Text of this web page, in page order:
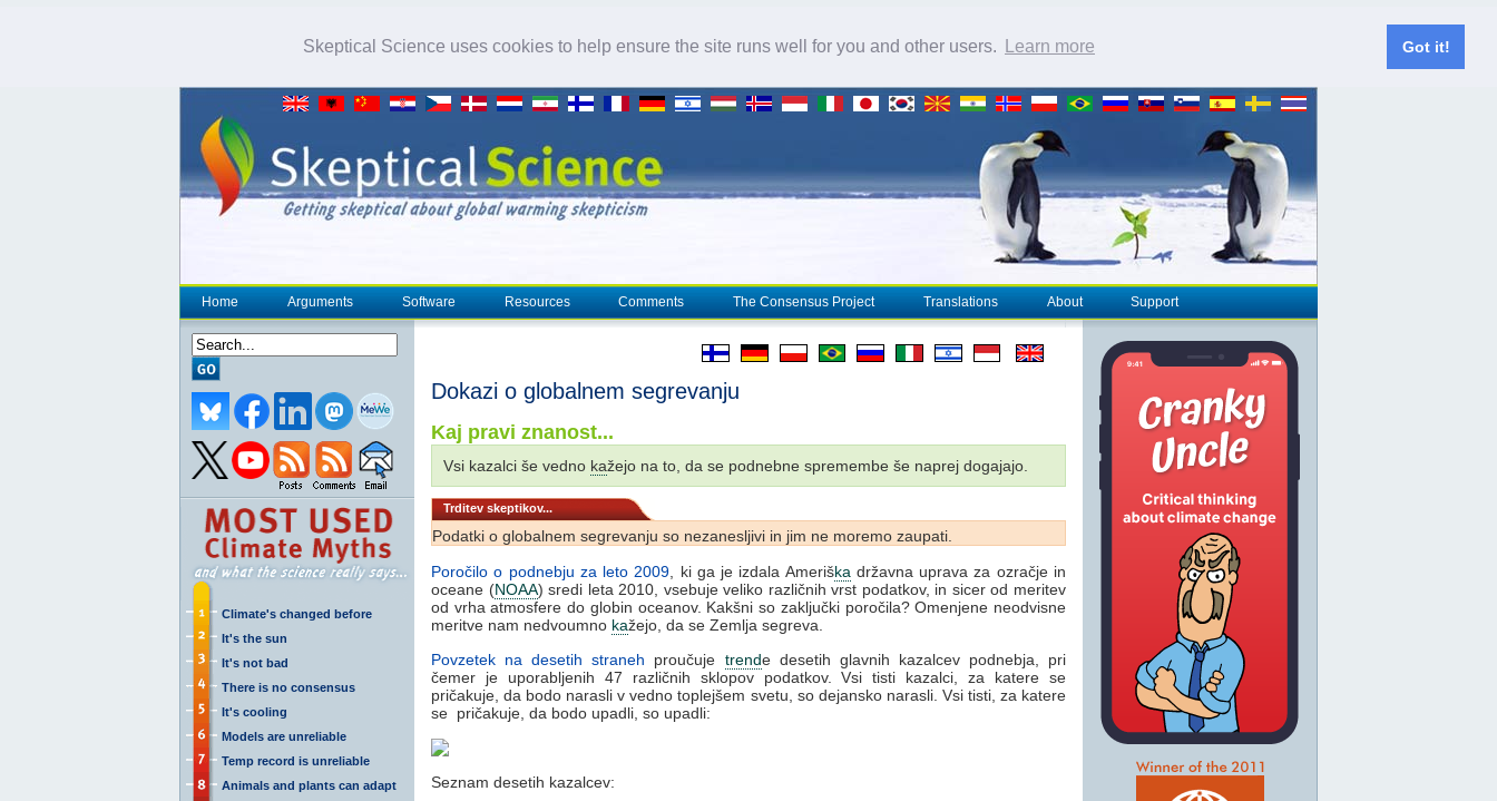
Skeptical Science uses cookies to help ensure the site runs well for you and other users. Learn more Got it!
Home Arguments Software Resources Comments The Consensus Project Translations About Support
Climate's changed before
It's the sun
It's not bad
There is no consensus
It's cooling
Models are unreliable
Temp record is unreliable
Animals and plants can adapt
Dokazi o globalnem segrevanju
Kaj pravi znanost...
Vsi kazalci še vedno kažejo na to, da se podnebne spremembe še naprej dogajajo.
Trditev skeptikov...
Podatki o globalnem segrevanju so nezanesljivi in jim ne moremo zaupati.
Poročilo o podnebju za leto 2009 , ki ga je izdala Ameriška državna uprava za ozračje in
oceane (NOAA) sredi leta 2010, vsebuje veliko različnih vrst podatkov, in sicer od meritev
od vrha atmosfere do globin oceanov. Kakšni so zaključki poročila? Omenjene neodvisne
meritve nam nedvoumno kažejo, da se Zemlja segreva.
Povzetek na desetih straneh proučuje trende desetih glavnih kazalcev podnebja, pri
čemer je uporabljenih 47 različnih sklopov podatkov. Vsi tisti kazalci, za katere se
pričakuje, da bodo narasli v vedno toplejšem svetu, so dejansko narasli. Vsi tisti, za katere
se pričakuje, da bodo upadli, so upadli:
Seznam desetih kazalcev: